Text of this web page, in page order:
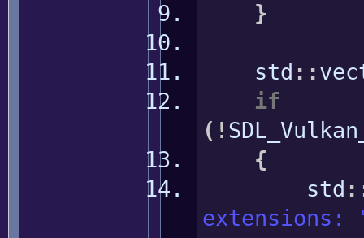
}
std ::
if
( !
{
std
extensions: